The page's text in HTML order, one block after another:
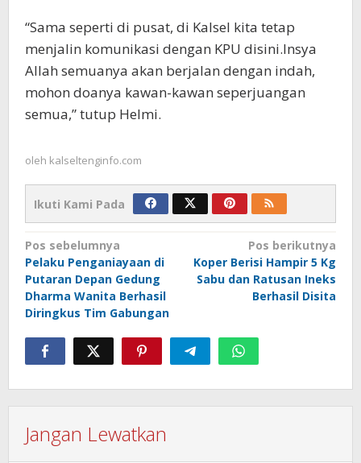
“Sama seperti di pusat, di Kalsel kita tetap
menjalin komunikasi dengan KPU disini.Insya
Allah semuanya akan berjalan dengan indah,
mohon doanya kawan-kawan seperjuangan
semua,” tutup Helmi.
oleh kalseltenginfo.com
Ikuti Kami Pada
Navigasi
pos
Pos sebelumnya
Pelaku Penganiayaan di
Putaran Depan Gedung
Dharma Wanita Berhasil
Diringkus Tim Gabungan
Pos berikutnya
Koper Berisi Hampir 5 Kg
Sabu dan Ratusan Ineks
Berhasil Disita
Jangan Lewatkan